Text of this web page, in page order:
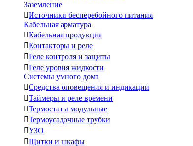
Заземление
Источники бесперебойного питания
Кабельная арматура
Кабельная продукция
Контакторы и реле
Реле контроля и защиты
Реле уровня жидкости
Системы умного дома
Средства оповещения и индикации
Таймеры и реле времени
Термостаты модульные
Термоусадочные трубки
УЗО
Щитки и шкафы